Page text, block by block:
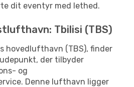
dit eventyr med lethed.
Tbilisi (TBS)
hovedlufthavn (TBS), finder
der tilbyder
og
Denne lufthavn ligger